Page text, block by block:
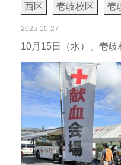
西区 壱岐校区 壱
2025-10-27
10月15日（水）、壱岐